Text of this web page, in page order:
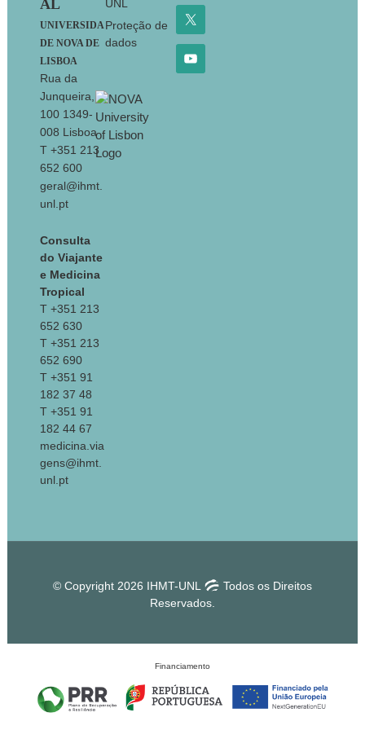
AL
UNIVERSIDA
DE NOVA DE
LISBOA
Rua da
Junqueira,
100 1349-
008 Lisboa
T +351 213
652 600
geral@ihmt.
unl.pt
Consulta
do Viajante
e Medicina
Tropical
T +351 213
652 630
T +351 213
652 690
T +351 91
182 37 48
T +351 91
182 44 67
medicina.via
gens@ihmt.
unl.pt
UNL
Proteção de
dados
© Copyright 2026 IHMT-UNL
Todos os Direitos
Reservados.
Financiamento